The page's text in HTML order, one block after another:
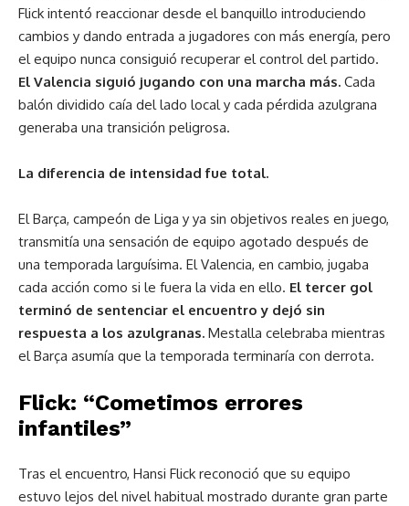
Flick intentó reaccionar desde el banquillo introduciendo
cambios y dando entrada a jugadores con más energía, pero
el equipo nunca consiguió recuperar el control del partido.
El Valencia siguió jugando con una marcha más. Cada
balón dividido caía del lado local y cada pérdida azulgrana
generaba una transición peligrosa.
La diferencia de intensidad fue total.
El Barça, campeón de Liga y ya sin objetivos reales en juego,
transmitía una sensación de equipo agotado después de
una temporada larguísima. El Valencia, en cambio, jugaba
cada acción como si le fuera la vida en ello. El tercer gol
terminó de sentenciar el encuentro y dejó sin
respuesta a los azulgranas. Mestalla celebraba mientras
el Barça asumía que la temporada terminaría con derrota.
Flick: “Cometimos errores
infantiles”
Tras el encuentro, Hansi Flick reconoció que su equipo
estuvo lejos del nivel habitual mostrado durante gran parte